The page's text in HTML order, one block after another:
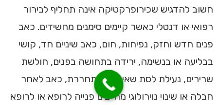
חשוב להדגיש שכירופרקטיקה אינה תחליף לבירור
רפואי או דנטלי כאשר קיימים סימנים מחשידים. כאב
פנים חדש וחזק, נפיחות, חום, כאב שיניים חד, קושי
בבליעה או בנשימה, ירידה בתחושה בפנים, חולשת
שרירים, נעילת לסת שאינה משתחררת, כאב לאחר
חבלה או שינוי נוירולוגי מחייבים פנייה לרופא או לרופא